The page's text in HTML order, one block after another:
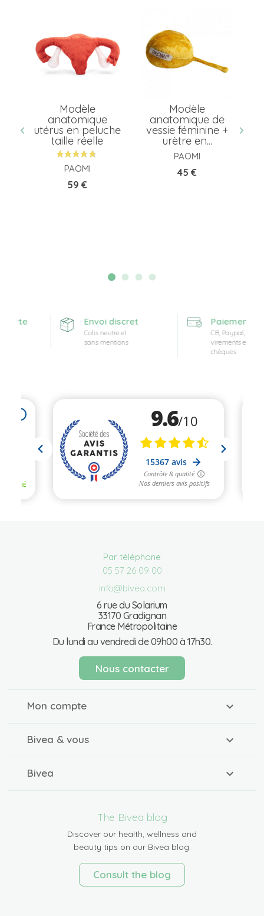
Modèle
anatomique
utérus en peluche
taille réelle
PAOMI
Prix
59 €
Modèle
anatomique de
vessie féminine +
urètre en...
PAOMI
Prix
45 €
Envoi discret
Colis neutre et
sans mentions
Paiement
CB, Paypal,
virements et
chèques
Par téléphone
05 57 26 09 00
info@bivea.com
6 rue du Solarium
33170 Gradignan
France Métropolitaine
Du lundi au vendredi de 09h00 à 17h30.
Nous contacter
Mon compte
Bivea & vous
Bivea
The Bivea blog
Discover our health, wellness and
beauty tips on our Bivea blog.
Consult the blog